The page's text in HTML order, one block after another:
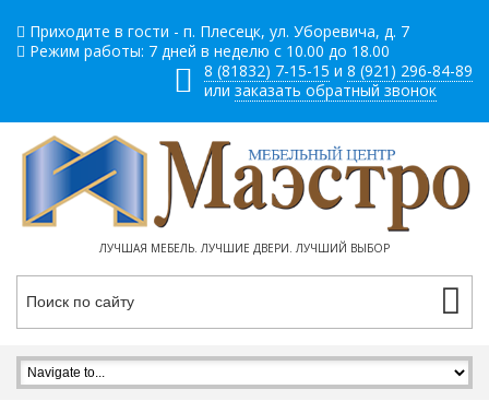
Приходите в гости - п. Плесецк, ул. Уборевича, д. 7
Режим работы: 7 дней в неделю с 10.00 до 18.00
8 (81832) 7-15-15 и 8 (921) 296-84-89
или заказать обратный звонок
ЛУЧШАЯ МЕБЕЛЬ. ЛУЧШИЕ ДВЕРИ. ЛУЧШИЙ ВЫБОР